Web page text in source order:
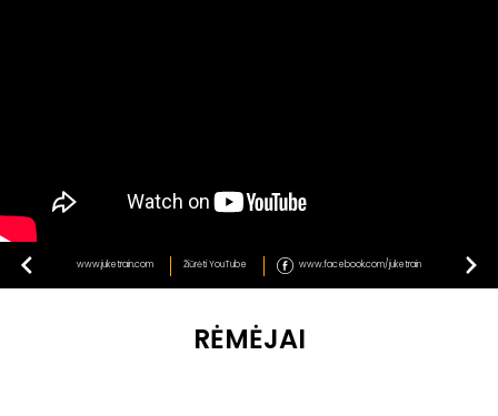
www.juketrain.com Žiūrėti YouTube www.facebook.com/juketrain
RĖMĖJAI